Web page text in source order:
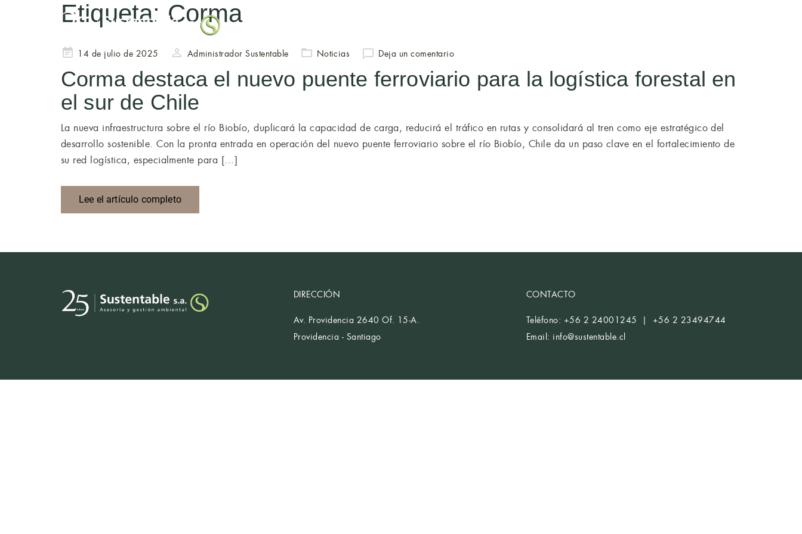
Etiqueta: Corma
Publicado
14 de julio de 2025 Administrador Sustentable Noticias Deja un comentario
Corma destaca el nuevo puente ferroviario para la logística forestal en
el sur de Chile
La nueva infraestructura sobre el río Biobío, duplicará la capacidad de carga, reducirá el tráfico en rutas y consolidará al tren como eje estratégico del
desarrollo sostenible. Con la pronta entrada en operación del nuevo puente ferroviario sobre el río Biobío, Chile da un paso clave en el fortalecimiento de
su red logística, especialmente para […]
Lee el artículo completo
DIRECCIÓN
Av. Providencia 2640 Of. 15-A.
Providencia - Santiago
CONTACTO
Teléfono: +56 2 24001245 | +56 2 23494744
Email: info@sustentable.cl